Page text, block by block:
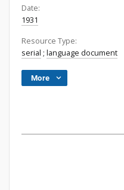
Date:
1931
Resource Type:
serial ; language document
More